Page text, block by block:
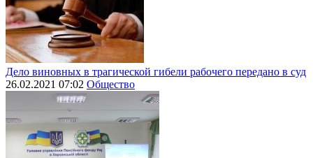
Дело виновных в трагической гибели рабочего передано в суд
26.02.2021 07:02 Общество